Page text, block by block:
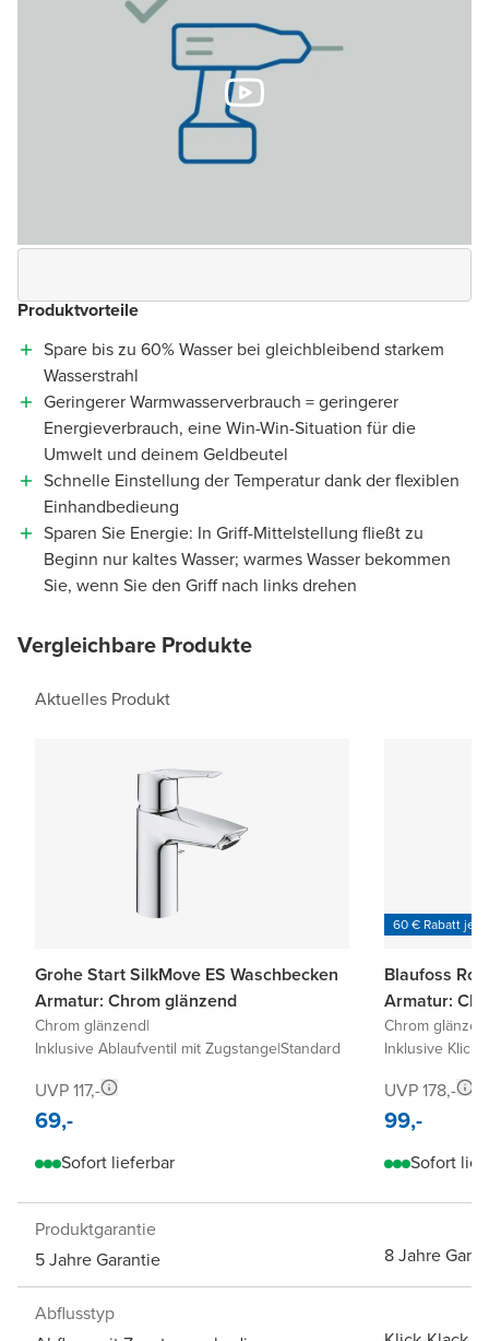
Produktvorteile
Spare bis zu 60% Wasser bei gleichbleibend starkem
Wasserstrahl
Geringerer Warmwasserverbrauch = geringerer
Energieverbrauch, eine Win-Win-Situation für die
Umwelt und deinem Geldbeutel
Schnelle Einstellung der Temperatur dank der flexiblen
Einhandbedieung
Sparen Sie Energie: In Griff-Mittelstellung fließt zu
Beginn nur kaltes Wasser; warmes Wasser bekommen
Sie, wenn Sie den Griff nach links drehen
Vergleichbare Produkte
Aktuelles Produkt
Grohe Start SilkMove ES Waschbecken
Armatur: Chrom glänzend
Chrom glänzend|
Inklusive Ablaufventil mit Zugstange|Standard
UVP 117,-
69,-
Sofort lieferbar
60 € Rabatt je
Blaufoss
Armatur:
Chrom
Inklusive
UVP 178,-
99,-
Sofort
Produktgarantie
5 Jahre Garantie
8 Jahre
Abflusstyp